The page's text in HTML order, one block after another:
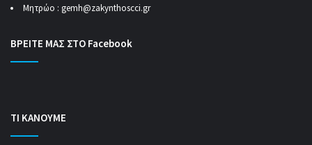
Μητρώο : gemh@zakynthoscci.gr
ΒΡΕΙΤΕ ΜΑΣ ΣΤΟ Facebook
ΤΙ ΚΑΝΟΥΜΕ